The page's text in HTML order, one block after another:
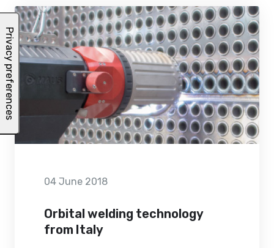
04 June 2018
Orbital welding technology
from Italy